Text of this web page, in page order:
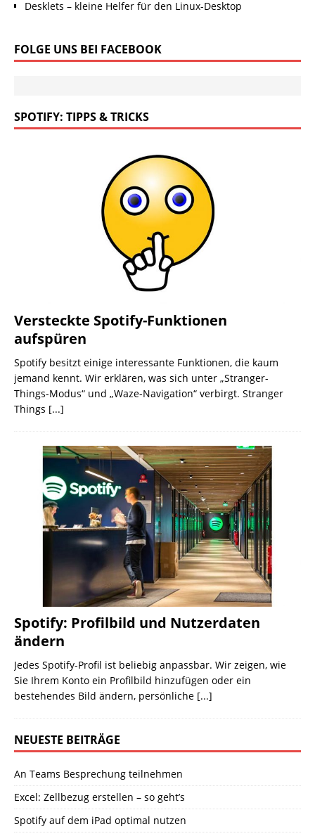
Desklets – kleine Helfer für den Linux-Desktop
FOLGE UNS BEI FACEBOOK
SPOTIFY: TIPPS & TRICKS
Versteckte Spotify-Funktionen
aufspüren
Spotify besitzt einige interessante Funktionen, die kaum
jemand kennt. Wir erklären, was sich unter „Stranger-
Things-Modus“ und „Waze-Navigation“ verbirgt. Stranger
Things [...]
Spotify: Profilbild und Nutzerdaten
ändern
Jedes Spotify-Profil ist beliebig anpassbar. Wir zeigen, wie
Sie Ihrem Konto ein Profilbild hinzufügen oder ein
bestehendes Bild ändern, persönliche [...]
NEUESTE BEITRÄGE
An Teams Besprechung teilnehmen
Excel: Zellbezug erstellen – so geht’s
Spotify auf dem iPad optimal nutzen